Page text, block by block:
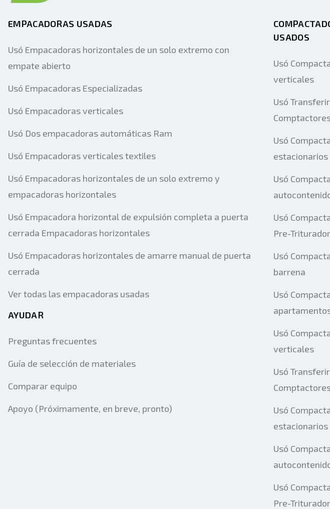
EMPACADORAS USADAS
Usó Empacadoras horizontales de un solo extremo con
empate abierto
Usó Empacadoras Especializadas
Usó Empacadoras verticales
Usó Dos empacadoras automáticas Ram
Usó Empacadoras verticales textiles
Usó Empacadoras horizontales de un solo extremo y
empacadoras horizontales
Usó Empacadora horizontal de expulsión completa a puerta
cerrada Empacadoras horizontales
Usó Empacadoras horizontales de amarre manual de puerta
cerrada
Ver todas las empacadoras usadas
AYUDAR
Preguntas frecuentes
Guía de selección de materiales
Comparar equipo
Apoyo (Próximamente, en breve, pronto)
USADOS
Usó
verticales
Usó Transferir
Usó
estacionarios
Usó
Usó
Pre-
Usó
barrena
Usó
Usó
verticales
Usó Transferir
Usó
estacionarios
Usó
Usó
Pre-